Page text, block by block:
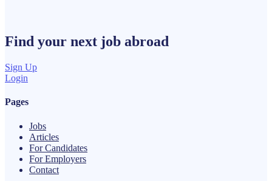
Find your next job abroad
Sign Up
Login
Pages
Jobs
Articles
For Candidates
For Employers
Contact